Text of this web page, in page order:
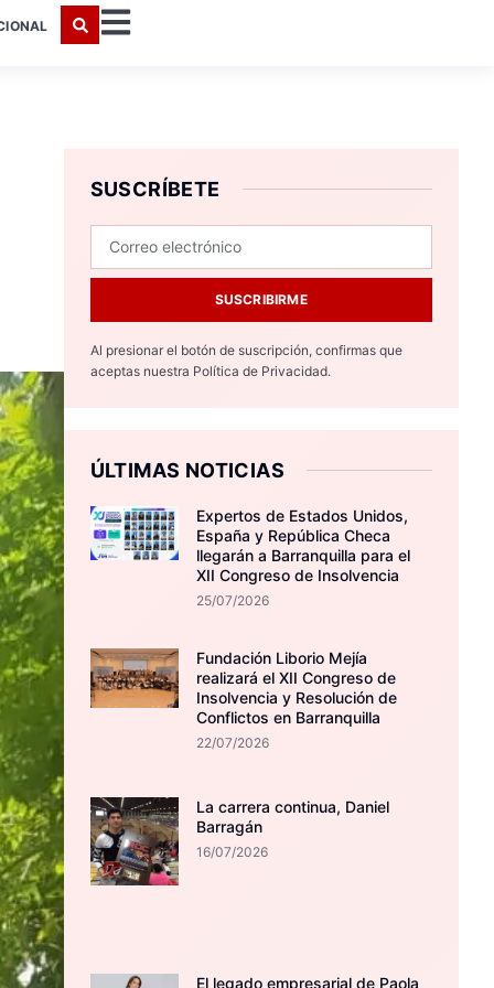
SUSCRÍBETE
SUSCRIBIRME
Al presionar el botón de suscripción, confirmas que
aceptas nuestra Política de Privacidad.
ÚLTIMAS NOTICIAS
Expertos de Estados Unidos,
España y República Checa
llegarán a Barranquilla para el
XII Congreso de Insolvencia
25/07/2026
Fundación Liborio Mejía
realizará el XII Congreso de
Insolvencia y Resolución de
Conflictos en Barranquilla
22/07/2026
La carrera continua, Daniel
Barragán
16/07/2026
El legado empresarial de Paola